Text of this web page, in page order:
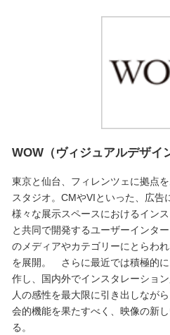
WOW（ヴィジュアルデザイ
東京と仙台、フィレンツェに拠点
スタジオ。CMやVIといった、広告
様々な展示スペースにおけるイン
と共同で開発するユーザーインタ
のメディアやカテゴリーにとらわ
を展開。 さらに最近では積極的
作し、国内外でインスタレーショ
人の感性を最大限に引き出しなが
会的機能を果たすべく、映像の新
る。